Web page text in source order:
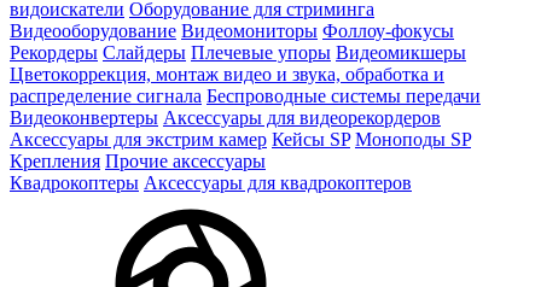
видоискатели Оборудование для стриминга
Видеооборудование Видеомониторы Фоллоу-фокусы
Рекордеры Слайдеры Плечевые упоры Видеомикшеры
Цветокоррекция, монтаж видео и звука, обработка и
распределение сигнала Беспроводные системы передачи
Видеоконвертеры Аксессуары для видеорекордеров
Аксессуары для экстрим камер Кейсы SP Моноподы SP
Крепления Прочие аксессуары
Квадрокоптеры Аксессуары для квадрокоптеров